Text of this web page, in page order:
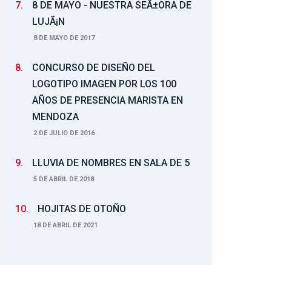
7.
8 DE MAYO - NUESTRA SEÃ±ORA DE
LUJÃ¡N
8 DE MAYO DE 2017
8.
CONCURSO DE DISEÑO DEL
LOGOTIPO IMAGEN POR LOS 100
AÑOS DE PRESENCIA MARISTA EN
MENDOZA
2 DE JULIO DE 2016
9. LLUVIA DE NOMBRES EN SALA DE 5
5 DE ABRIL DE 2018
10. HOJITAS DE OTOÑO
18 DE ABRIL DE 2021